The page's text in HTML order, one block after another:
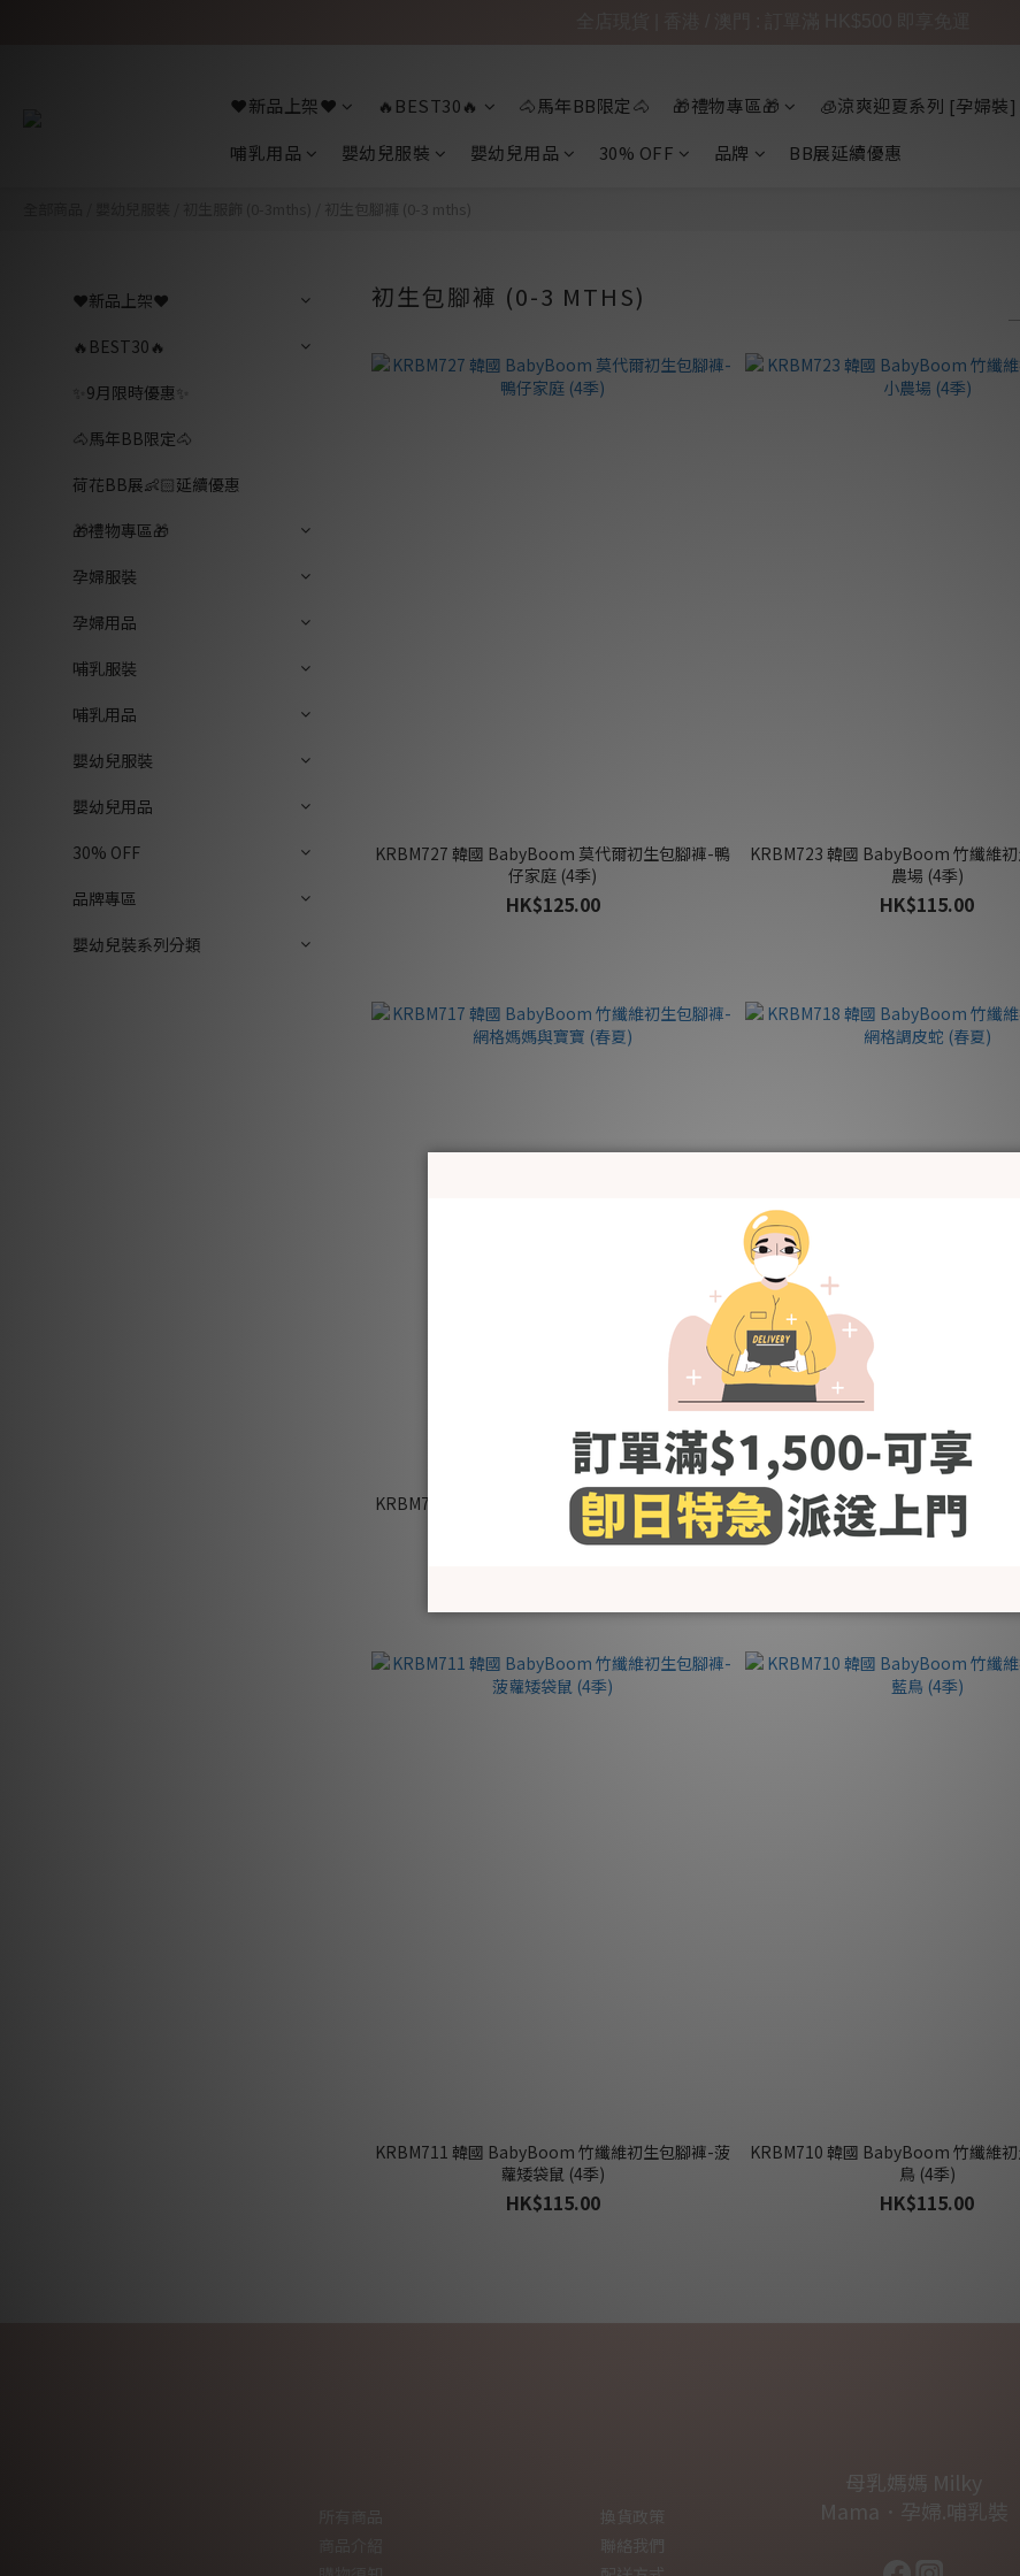
❤️新品上架❤️ 🔥BEST30🔥 🐴馬年BB限定🐴 🎁禮物專區🎁 🧊涼爽迎夏系列 [孕婦裝]
哺乳用品
嬰幼兒服裝 嬰幼兒用品 30% OFF 品牌 BB展延續優惠
初生包腳褲 (0-3 mths)
❤️新品上架❤️
🔥BEST30🔥
✨9月限時優惠✨
🐴馬年BB限定🐴
荷花BB展👶🏻延續優惠
🎁禮物專區🎁
孕婦服裝
孕婦用品
哺乳服裝
哺乳用品
嬰幼兒服裝
嬰幼兒用品
30% OFF
品牌專區
嬰幼兒裝系列分類
初生包腳褲 (0-3 MTHS)
KRBM727 韓國 BabyBoom 莫代爾初生包腳褲-鴨
仔家庭 (4季)
HK$125.00
KRBM723 韓國 BabyBoom 竹纖維
農場 (4季)
HK$115.00
KRBM717 韓國 BabyBoom 竹纖維初生包腳褲-網
格媽媽與寶寶 (春夏)
HK$115.00
KRBM718 韓國 BabyBoom 竹纖維初
格調皮蛇 (春夏)
KRBM711 韓國 BabyBoom 竹纖維初生包腳褲-菠
蘿矮袋鼠 (4季)
HK$115.00
KRBM710 韓國 BabyBoom 竹纖維
鳥 (4季)
HK$115.00
換貨政策
聯絡我們
母乳媽媽 Milky
Mama．孕婦.哺乳裝